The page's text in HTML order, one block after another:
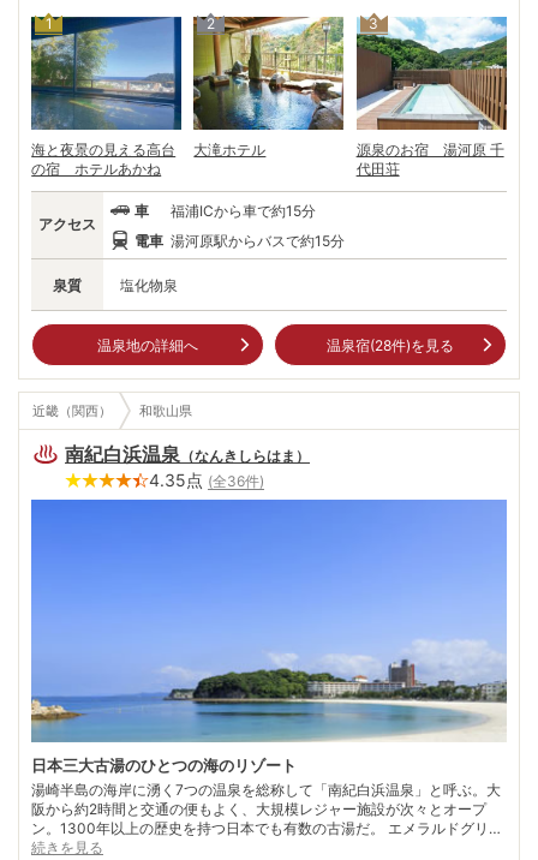
れ、夏目漱石や島崎藤村を初め多くの文人、画家にも愛された湯河原。今
も多くの人を魅了し続けている。湯河原梅林から見下ろす相模湾の眺望が
すばらしい。
1
海と夜景の見える高台
の宿 ホテルあかね
2
大滝ホテル
3
源泉のお宿 湯河原 千
代田荘
泉質 塩化物泉
アクセス
車
福浦ICから車で約15分
電車 湯河原駅からバスで約15分
温泉地の詳細へ 温泉宿(28件)を見る
近畿（関西） 和歌山県
南紀白浜温泉 （なんきしらはま ）
4.35点 (全36件)
日本三大古湯のひとつの海のリゾート
湯崎半島の海岸に湧く7つの温泉を総称して「南紀白浜温泉」と呼ぶ。大
阪から約2時間と交通の便もよく、大規模レジャー施設が次々とオープ
ン。1300年以上の歴史を持つ日本でも有数の古湯だ。 エメラルドグリー
ンの海と別名「シュガービーチ」の砂浜が続く「白良浜海水浴場」周辺に
続きを見る